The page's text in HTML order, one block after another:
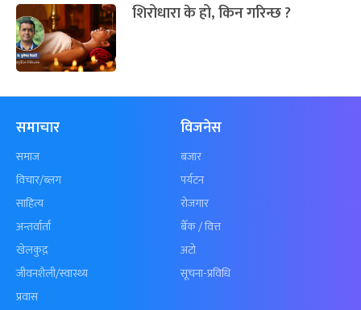
शिरोधारा के हो, किन गरिन्छ ?
समाचार
समाज
विचार/ब्लग
साहित्य
अन्तर्वार्ता
खेलकुद़़
जीवनशैली/स्वास्थ्य
प्रवास
विजनेस
बजार
पर्यटन
रोजगार
बैँक / वित्त
अटो
सूचना-प्रविधि